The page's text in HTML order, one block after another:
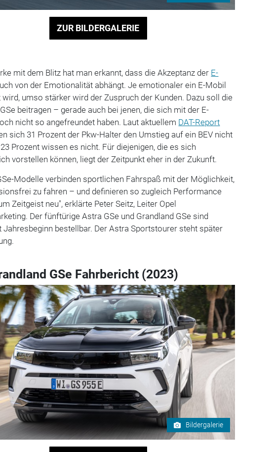
ZUR BILDERGALERIE
mit dem Blitz hat man erkannt, dass die Akzeptanz der E-
von der Emotionalität abhängt. Je emotionaler ein E-Mobil
umso stärker wird der Zuspruch der Kunden. Dazu soll die
beitragen – gerade auch bei jenen, die sich mit der E-
nicht so angefreundet haben. Laut aktuellem DAT-Report
sich 31 Prozent der Pkw-Halter den Umstieg auf ein BEV nicht
Prozent wissen es nicht. Für diejenigen, die es sich
vorstellen können, liegt der Zeitpunkt eher in der Zukunft.
Modelle verbinden sportlichen Fahrspaß mit der Möglichkeit,
zu fahren – und definieren so zugleich Performance
Zeitgeist neu", erklärte Peter Seitz, Leiter Opel
Der fünftürige Astra GSe und Grandland GSe sind
Jahresbeginn bestellbar. Der Astra Sportstourer steht später
GSe Fahrbericht (2023)
Bildergalerie